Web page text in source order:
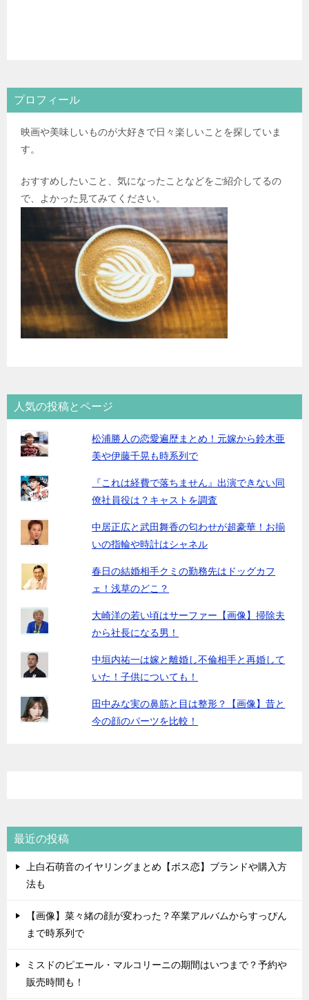
プロフィール
映画や美味しいものが大好きで日々楽しいことを探していま
す。
おすすめしたいこと、気になったことなどをご紹介してるの
で、よかった見てみてください。
人気の投稿とページ
松浦勝人の恋愛遍歴まとめ！元嫁から鈴木亜
美や伊藤千晃も時系列で
『これは経費で落ちません』出演できない同
僚社員役は？キャストを調査
中居正広と武田舞香の匂わせが超豪華！お揃
いの指輪や時計はシャネル
春日の結婚相手クミの勤務先はドッグカフ
ェ！浅草のどこ？
大崎洋の若い頃はサーファー【画像】掃除夫
から社長になる男！
中垣内祐一は嫁と離婚し不倫相手と再婚して
いた！子供についても！
田中みな実の鼻筋と目は整形？【画像】昔と
今の顔のパーツを比較！
最近の投稿
上白石萌音のイヤリングまとめ【ボス恋】ブランドや購入方
法も
【画像】菜々緒の顔が変わった？卒業アルバムからすっぴん
まで時系列で
ミスドのピエール・マルコリーニの期間はいつまで？予約や
販売時間も！